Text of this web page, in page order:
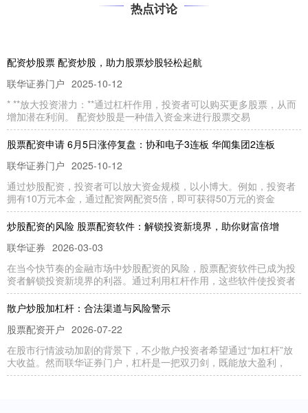
热点讨论
配资炒股票 配资炒股，助力股票炒股轻松起航
联华证券门户 2025-10-12
* **放大投资潜力：**通过杠杆作用，投资者可以购买更多股票，从而
增加潜在利润。 配资炒股是一种借入资金来进行股票交易
股票配资申请 6月5日涨停复盘：协和电子3连板 华闻集团2连板
联华证券门户 2025-10-12
通过炒股配资，投资者可以放大资金规模，以小博大。例如，投资者
拥有10万元本金，通过配资网配资5倍，即可获得50万元的资金
炒股配资的风险 股票配资软件：解锁投资新境界，助你财富倍增
联华证券 2026-03-03
在当今快节奏的金融市场中炒股配资的风险，股票配资软件已成为投
资者解锁投资新境界的利器。通过利用杠杆作用，这些软件使投资者
散户炒股加杠杆：合法渠道与风险警示
股票配资开户 2026-07-22
在股市行情波动加剧的背景下，不少散户投资者希望通过“加杠杆”放
大收益。然而联华证券门户，杠杆是一把双刃剑，既能放大盈利，